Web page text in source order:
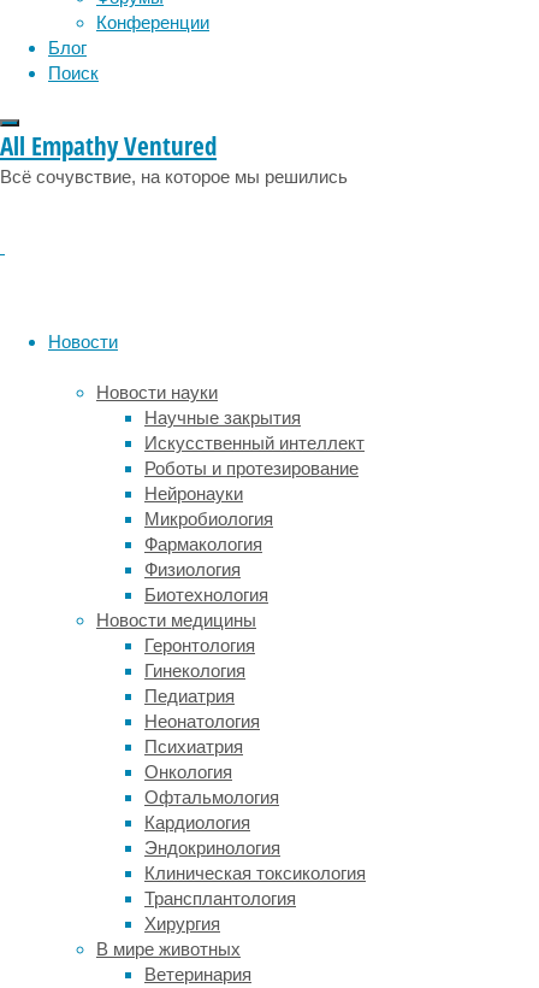
Конференции
Блог
Поиск
All Empathy Ventured
Всё сочувствие, на которое мы решились
Новости
Новости науки
Научные закрытия
Искусственный интеллект
Роботы и протезирование
Нейронауки
Микробиология
Фармакология
Физиология
Биотехнология
Новости медицины
Геронтология
Гинекология
Педиатрия
Неонатология
Психиатрия
Онкология
Офтальмология
Кардиология
Эндокринология
Клиническая токсикология
Трансплантология
Хирургия
В мире животных
Ветеринария
около
пятидесяти
есть
определённый
разброс:
раньше,
то
позже.
Более
того,
медицинская
статистика
говорит,
что
возраст
начала
менопаузы
связан
продолжительностью
жизни,
что
женщин
ранней
менопаузой
чаще
случаются